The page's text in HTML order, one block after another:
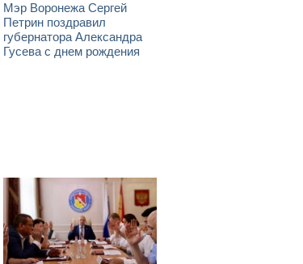
Мэр Воронежа Сергей
Петрин поздравил
губернатора Александра
Гусева с днем рождения